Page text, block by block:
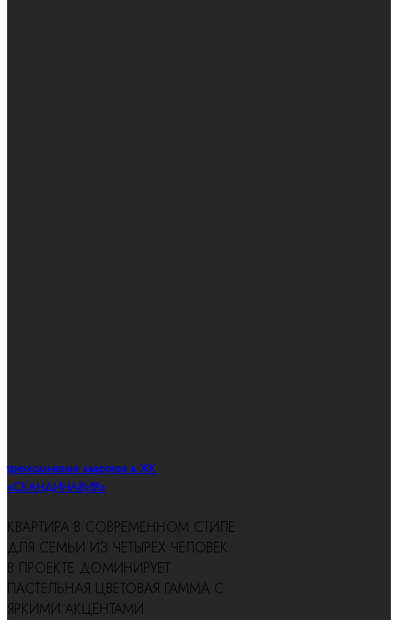
трехкомнатная квартира в ЖК
«СКАНДИНАВИЯ»
КВАРТИРА В СОВРЕМЕННОМ СТИЛЕ
ДЛЯ СЕМЬИ ИЗ ЧЕТЫРЕХ ЧЕЛОВЕК.
В ПРОЕКТЕ ДОМИНИРУЕТ
ПАСТЕЛЬНАЯ ЦВЕТОВАЯ ГАММА С
ЯРКИМИ АКЦЕНТАМИ